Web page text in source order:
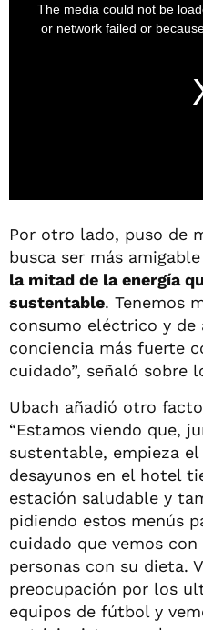
Por otro lado, puso de
busca ser más
la mitad de la energía
sustentable. Tenemos
consumo eléctrico y de
conciencia más fuerte
cuidado”, señaló sobre
Ubach añadió otro
“Estamos viendo que,
sustentable, empieza el
desayunos en el hotel
estación saludable y
pidiendo estos menús
cuidado que vemos
personas con su dieta.
preocupación por los
equipos de fútbol y